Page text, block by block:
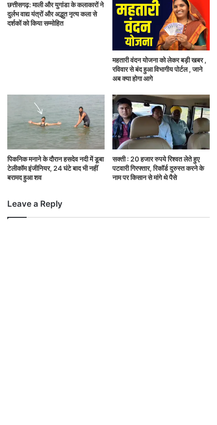
छत्तीसगढ़: माली और युगांडा के कलाकारों ने
दुर्लभ वाद्य यंत्रों और अद्भुत नृत्य कला से
दर्शकों को किया सम्मोहित
महतारी वंदन योजना को लेकर बड़ी खबर ,
रविवार से बंद हुआ विभागीय पोर्टल , जाने
अब क्या होगा आगे
पिकनिक मनाने के दौरान हसदेव नदी में डूबा
टेलीकॉम इंजीनियर, 24 घंटे बाद भी नहीं
बरामद हुआ शव
सक्ती : 20 हजार रुपये रिश्वत लेते हुए
पटवारी गिरफ्तार, रिकॉर्ड दुरुस्त करने के
नाम पर किसान से मांगे थे पैसे
Leave a Reply